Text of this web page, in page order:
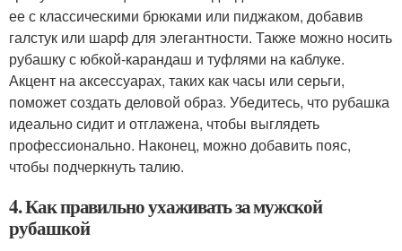
ее с классическими брюками или пиджаком, добавив
галстук или шарф для элегантности. Также можно носить
рубашку с юбкой-карандаш и туфлями на каблуке.
Акцент на аксессуарах, таких как часы или серьги,
поможет создать деловой образ. Убедитесь, что рубашка
идеально сидит и отглажена, чтобы выглядеть
профессионально. Наконец, можно добавить пояс,
чтобы подчеркнуть талию.
4. Как правильно ухаживать за мужской
рубашкой